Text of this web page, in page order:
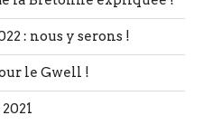
: nous y serons !
le Gwell !